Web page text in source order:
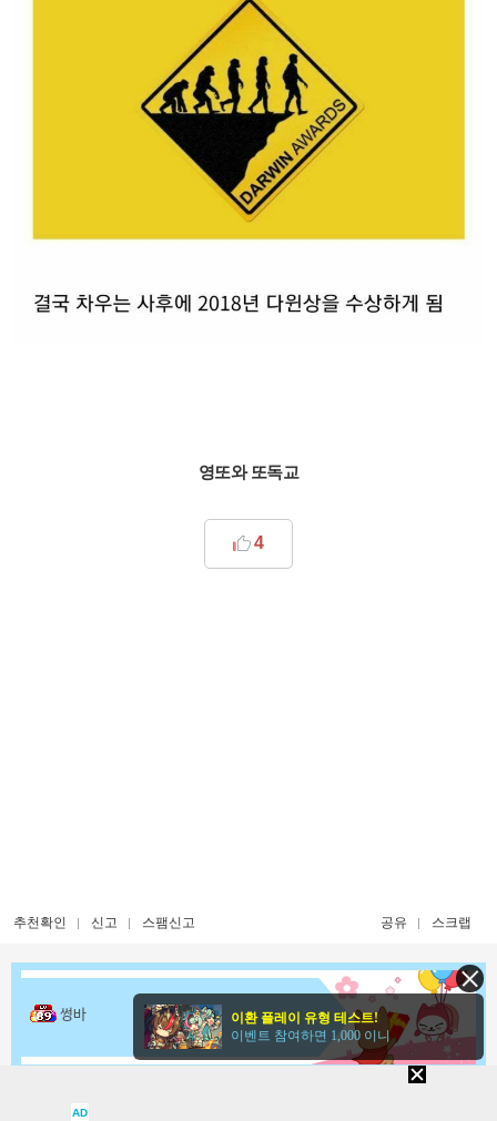
영또와 또독교
4
추천확인 신고 스팸신고 공유 스크랩
썽바
AD
이환 플레이 유형 테스트!
이벤트 참여하면 1,000 이니